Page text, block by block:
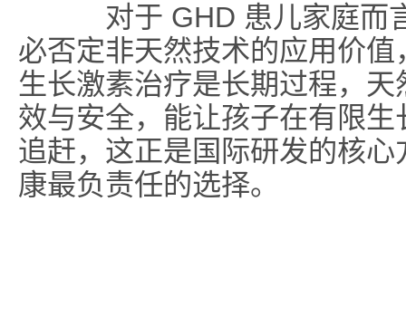
对于 GHD 患儿家庭而
必否定非天然技术的应用价
生长激素治疗是长期过程，
效与安全，能让孩子在有限
追赶，这正是国际研发的核
康最负责任的选择。